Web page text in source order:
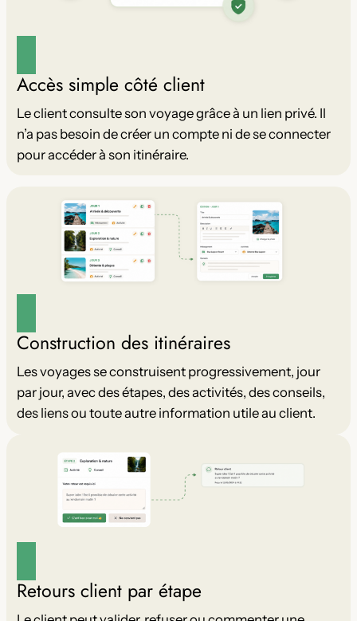
Accès simple côté client
Le client consulte son voyage grâce à un lien privé. Il
n’a pas besoin de créer un compte ni de se connecter
pour accéder à son itinéraire.
Construction des itinéraires
Les voyages se construisent progressivement, jour
par jour, avec des étapes, des activités, des conseils,
des liens ou toute autre information utile au client.
Retours client par étape